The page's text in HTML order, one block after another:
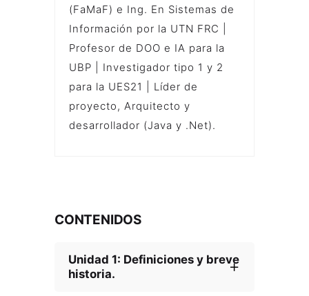
(FaMaF) e Ing. En Sistemas de
Información por la UTN FRC |
Profesor de DOO e IA para la
UBP | Investigador tipo 1 y 2
para la UES21 | Líder de
proyecto, Arquitecto y
desarrollador (Java y .Net).
CONTENIDOS
Unidad 1: Definiciones y breve
historia.